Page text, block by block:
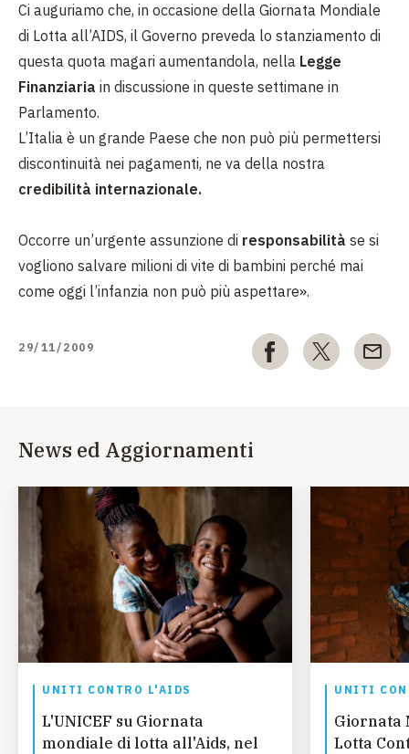
Ci auguriamo che, in occasione della Giornata Mondiale
di Lotta all’AIDS, il Governo preveda lo stanziamento di
questa quota magari aumentandola, nella Legge
Finanziaria in discussione in queste settimane in
Parlamento.
L’Italia è un grande Paese che non può più permettersi
discontinuità nei pagamenti, ne va della nostra
credibilità internazionale.
Occorre un’urgente assunzione di responsabilità se si
vogliono salvare milioni di vite di bambini perché mai
come oggi l’infanzia non può più aspettare».
29/11/2009
News ed Aggiornamenti
UNITI CONTRO L'AIDS
L'UNICEF su Giornata
mondiale di lotta all'Aids, nel
UNITI
Giornata
Lotta